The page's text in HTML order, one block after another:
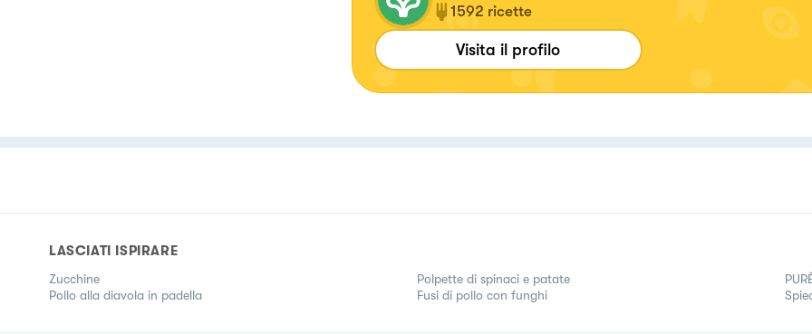
1592 ricette
Visita il profilo
LASCIATI ISPIRARE
Zucchine
Pollo alla diavola in padella
Polpette di spinaci e patate
Fusi di pollo con funghi